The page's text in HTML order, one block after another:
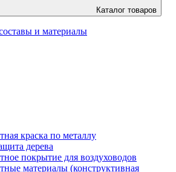
Каталог товаров
и материалы
краска по металлу
дерева
покрытие для воздуховодов
материалы (конструктивная